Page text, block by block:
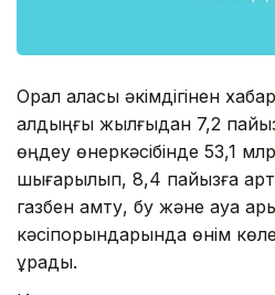
Орал қаласы әкімдігінен
алдыңғы жылғыдан 7,2
өңдеу өнеркәсібінде 53,1
шығарылып, 8,4 пайызға
газбен қамту, бу және ауа
кәсіпорындарында өнім
құрады.